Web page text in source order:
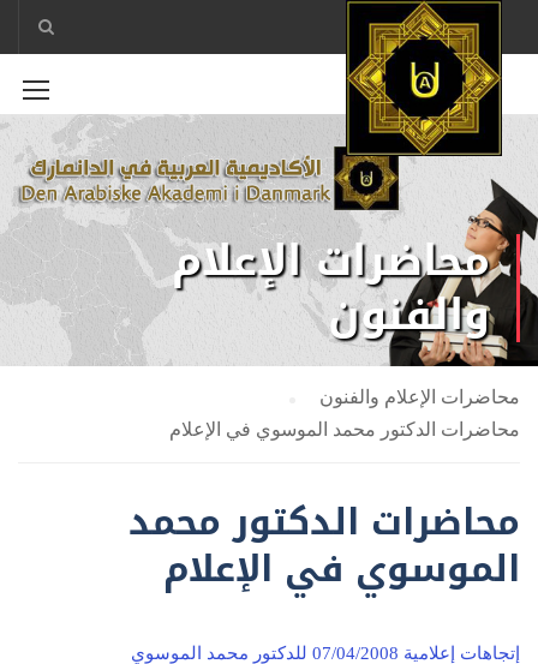
محاضرات الإعلام
والفنون
محاضرات الإعلام والفنون
محاضرات الدكتور محمد الموسوي في الإعلام
محاضرات الدكتور محمد
الموسوي في الإعلام
إتجاهات إعلامية 07/04/2008 للدكتور محمد الموسوي